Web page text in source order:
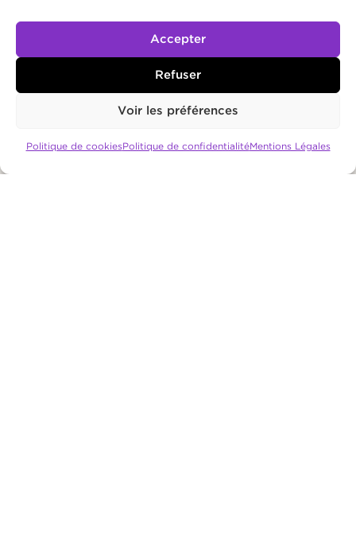
Accepter
Refuser
Voir les préférences
Politique de cookiesPolitique de confidentialitéMentions Légales